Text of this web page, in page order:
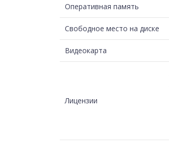
Оперативная память
Свободное место на диске
Видеокарта
Лицензии